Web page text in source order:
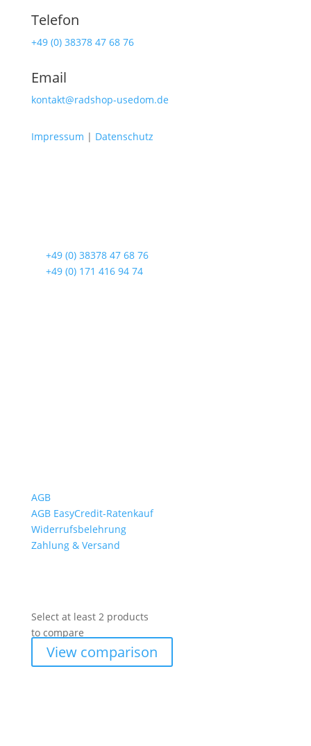
Telefon
+49 (0) 38378 47 68 76
Email
kontakt@radshop-usedom.de
Impressum | Datenschutz
+49 (0) 38378 47 68 76
+49 (0) 171 416 94 74
AGB
AGB EasyCredit-Ratenkauf
Widerrufsbelehrung
Zahlung & Versand
Select at least 2 products
to compare
View comparison